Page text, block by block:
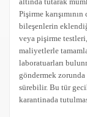
Pişirme
bileşenlerin
veya pişirme
maliyetlerle
laboratuarları
göndermek
sürebilir. Bu tür
karantinada